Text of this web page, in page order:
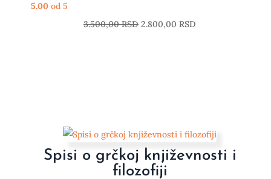
5.00 od 5
3.500,00RSD 2.800,00 RSD
Spisi o grčkoj književnosti i
filozofiji